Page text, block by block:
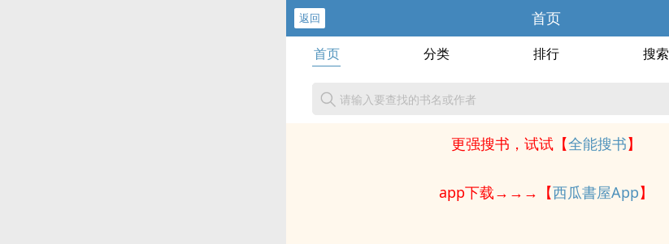
返回 首页
首页 分类 排行 搜索
更强搜书，试试【全能搜书】
app下载→→→【西瓜書屋App】